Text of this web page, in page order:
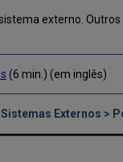
externo.
(6 min.) (em inglês)
Externos >